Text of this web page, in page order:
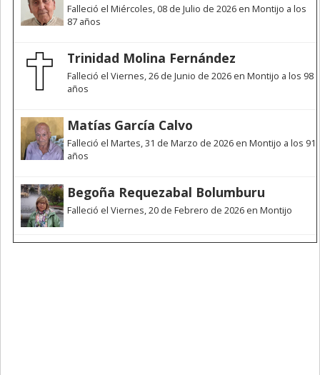
Falleció el Miércoles, 08 de Julio de 2026 en Montijo a los
87 años
Trinidad Molina Fernández
Falleció el Viernes, 26 de Junio de 2026 en Montijo a los 98
años
Matías García Calvo
Falleció el Martes, 31 de Marzo de 2026 en Montijo a los 91
años
Begoña Requezabal Bolumburu
Falleció el Viernes, 20 de Febrero de 2026 en Montijo